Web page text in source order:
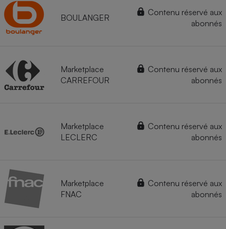
BOULANGER
Contenu réservé aux
abonnés
Marketplace
CARREFOUR
Contenu réservé aux
abonnés
Marketplace
LECLERC
Contenu réservé aux
abonnés
Marketplace
FNAC
Contenu réservé aux
abonnés